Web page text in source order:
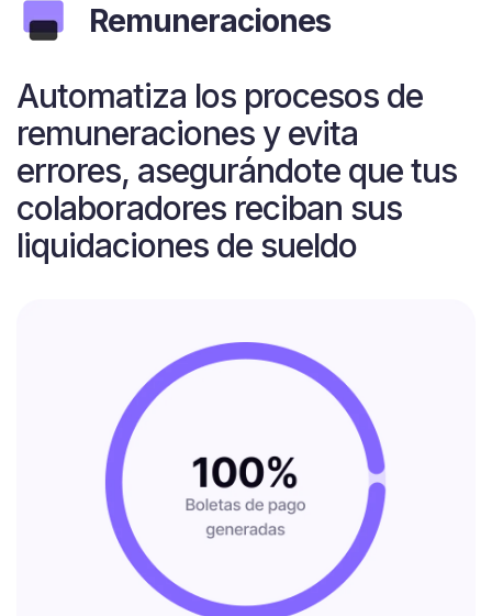
Remuneraciones
Automatiza los procesos de
remuneraciones y evita
errores, asegurándote que tus
colaboradores reciban sus
liquidaciones de sueldo